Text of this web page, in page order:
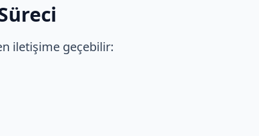
iletişime geçebilir: